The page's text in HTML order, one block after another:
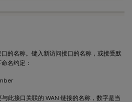
口的名称。键入新访问接口的名称，或接受默
名约定：
与此接口关联的 WAN 链接的名称，数字是当